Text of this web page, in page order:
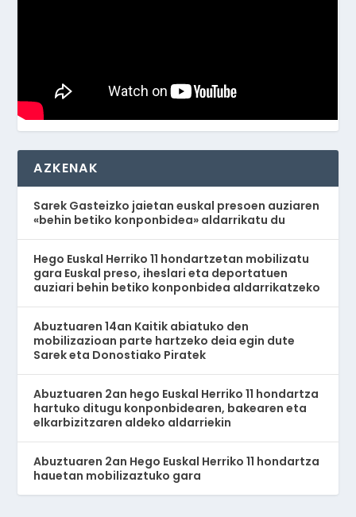
AZKENAK
Sarek Gasteizko jaietan euskal presoen auziaren
«behin betiko konponbidea» aldarrikatu du
Hego Euskal Herriko 11 hondartzetan mobilizatu
gara Euskal preso, iheslari eta deportatuen
auziari behin betiko konponbidea aldarrikatzeko
Abuztuaren 14an Kaitik abiatuko den
mobilizazioan parte hartzeko deia egin dute
Sarek eta Donostiako Piratek
Abuztuaren 2an hego Euskal Herriko 11 hondartza
hartuko ditugu konponbidearen, bakearen eta
elkarbizitzaren aldeko aldarriekin
Abuztuaren 2an Hego Euskal Herriko 11 hondartza
hauetan mobilizaztuko gara